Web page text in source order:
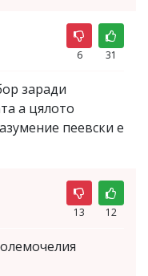
6 31
заради
а цялото
пеевски е
13 12